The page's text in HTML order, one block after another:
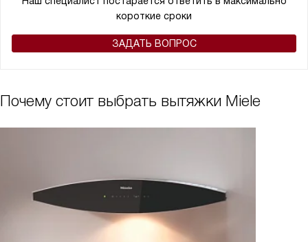
короткие сроки
ЗАДАТЬ ВОПРОС
Почему стоит выбрать вытяжки Miele